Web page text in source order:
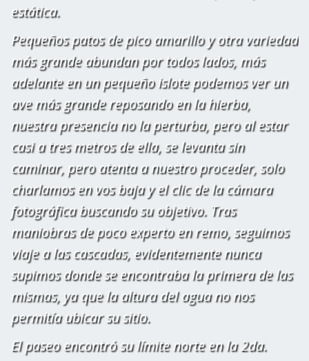
estática.
Pequeños patos de pico amarillo y otra variedad
más grande abundan por todos lados, más
adelante en un pequeño islote podemos ver un
ave más grande reposando en la hierba,
nuestra presencia no la perturba, pero al estar
casi a tres metros de ella, se levanta sin
caminar, pero atenta a nuestro proceder, solo
charlamos en vos baja y el clic de la cámara
fotográfica buscando su objetivo. Tras
maniobras de poco experto en remo, seguimos
viaje a las cascadas, evidentemente nunca
supimos donde se encontraba la primera de las
mismas, ya que la altura del agua no nos
permitía ubicar su sitio.
El paseo encontró su límite norte en la 2da.